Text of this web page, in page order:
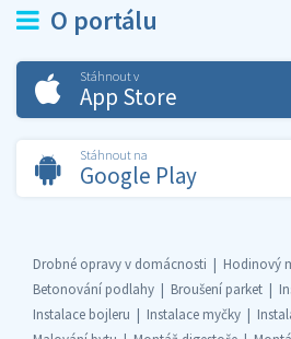
O portálu
Stáhnout v
App Store
Stáhnout na
Google Play
Drobné opravy v domácnosti
Hodinový
Betonování podlahy
Broušení parket
Instalace bojleru
Instalace myčky